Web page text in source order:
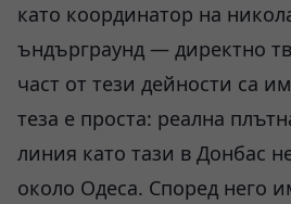
като координатор на
ъндърграунд — директно
част от тези дейности са
теза е проста: реална
линия като тази в Донбас
около Одеса. Според него